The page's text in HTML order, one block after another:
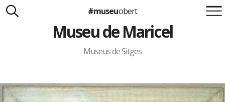
Suma't a la iniciativa
info@museuobert.cat.
Carlota Royo
Francesca Barcellona
#museuobert
Museu de Maricel
Museus de Sitges